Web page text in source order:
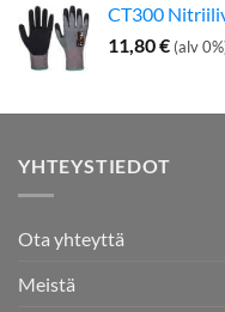
CT300
11,80€ (alv
YHTEYSTIEDOT
Ota yhteyttä
Meistä